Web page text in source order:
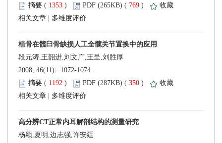
(
) 769 )
2008, 46(11): 1072-1074.
(
) 350 )
杨颖,夏明,边志强,许安廷